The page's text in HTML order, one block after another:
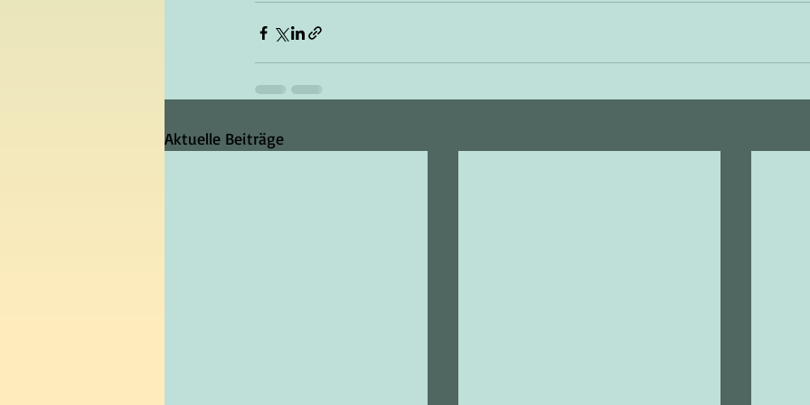
Aktuelle Beiträge